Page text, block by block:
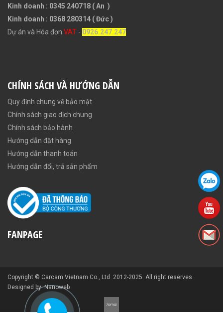
Kinh doanh : 0345 240718 ( An )
Kinh doanh : 0368 280314 ( Đức )
Dự án và Hóa đơn VAT - 0926.247.247
CHÍNH SÁCH VÀ HƯỚNG DẪN
Quy định chung về bảo mật
Chính sách giao dịch chung
Chính sách bảo hành
Hướng dẫn đặt hàng
Hướng dẫn thanh toán
Hướng dẫn đổi, trả sản phẩm
FANPAGE
Copyright © Carcam Vietnam Co., Ltd 2012-2025. All right reserves
Designed by: Nanoweb